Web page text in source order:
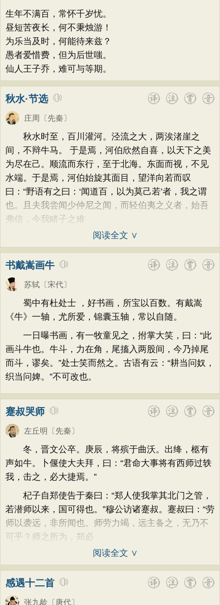
生年不满百，常怀千岁忧。
昼短苦夜长，何不秉烛游！
为乐当及时，何能待来兹？
愚者爱惜费，但为后世嗤。
仙人王子乔，难可与等期。
秋水·节选
庄周 〔先秦〕
秋水时至，百川灌河。泾流之大，两涘渚崖之
间，不辩牛马。 于是焉，河伯欣然自喜，以天下之美
为尽在己。顺流而东行，至于北海。东面而视，不见
水端。于是焉，河伯始旋其面目，望洋向若而叹
曰：“野语有之曰：‘闻道百，以为莫己若’者，我之谓
也。且夫我尝闻少仲尼之闻，而轻伯夷之义者，始吾
弗信，今我睹子之难
阅读全文 ∨
书戴嵩画牛
苏轼 〔宋代〕
蜀中有杜处士 ，好书画，所宝以百数。有戴嵩
《牛》一轴，尤所爱，锦囊玉轴，常以自随。
一日曝书画，有一牧童见之，拊掌大笑，曰：“此
画斗牛也。牛斗，力在角，尾搐入两股间，今乃掉尾
而斗，谬矣。”处士笑而然之。古语有云：“耕当问奴，
织当问婢。”不可改也。
蹇叔哭师
左丘明 〔先秦〕
冬，晋文公卒。庚辰，将殡于曲沃。出绛，柩有
声如牛。卜偃使大夫拜，曰：“君命大事将有西师过轶
我，击之，必大捷焉。”
杞子自郑使告于秦曰：“郑人使我掌其北门之管，
若潜师以来，国可得也。”穆公访诸蹇叔。蹇叔曰：“劳
师以袭远，非所闻也。师劳力竭，远主备之，无乃不
可乎？师之所为，郑必
阅读全文 ∨
感遇十二首
张九龄 〔唐代〕